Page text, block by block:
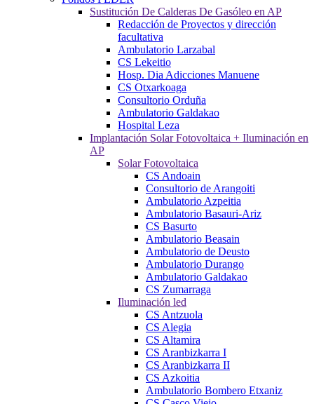
Sustitución De Calderas De Gasóleo en AP
Redacción de Proyectos y dirección
facultativa
Ambulatorio Larzabal
CS Lekeitio
Hosp. Dia Adicciones Manuene
CS Otxarkoaga
Consultorio Orduña
Ambulatorio Galdakao
Hospital Leza
Implantación Solar Fotovoltaica + Iluminación en
AP
Solar Fotovoltaica
CS Andoain
Consultorio de Arangoiti
Ambulatorio Azpeitia
Ambulatorio Basauri-Ariz
CS Basurto
Ambulatorio Beasain
Ambulatorio de Deusto
Ambulatorio Durango
Ambulatorio Galdakao
CS Zumarraga
Iluminación led
CS Antzuola
CS Alegia
CS Altamira
CS Aranbizkarra I
CS Aranbizkarra II
CS Azkoitia
Ambulatorio Bombero Etxaniz